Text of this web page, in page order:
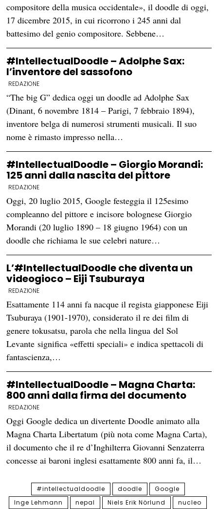
compositore della musica occidentale», il doodle di oggi,
17 dicembre 2015, in cui ricorrono i 245 anni dal
battesimo del genio compositore. Sebbene…
#IntellectualDoodle – Adolphe Sax:
l’inventore del sassofono
REDAZIONE
“The big G” dedica oggi un doodle ad Adolphe Sax
(Dinant, 6 novembre 1814 – Parigi, 7 febbraio 1894),
inventore belga di numerosi strumenti musicali. Il suo
nome è rimasto impresso nella…
#IntellectualDoodle – Giorgio Morandi:
125 anni dalla nascita del pittore
REDAZIONE
Oggi, 20 luglio 2015, Google festeggia il 125esimo
compleanno del pittore e incisore bolognese Giorgio
Morandi (20 luglio 1890 – 18 giugno 1964) con un
doodle che richiama le sue celebri nature…
L’#IntellectualDoodle che diventa un
videogioco – Eiji Tsuburaya
REDAZIONE
Esattamente 114 anni fa nacque il regista giapponese Eiji
Tsuburaya (1901-1970), considerato il re dei film di
genere tokusatsu, parola che nella lingua del Sol
Levante significa «effetti speciali» e indica spettacoli di
fantascienza,…
#IntellectualDoodle – Magna Charta:
800 anni dalla firma del documento
REDAZIONE
Oggi Google dedica un divertente Doodle animato alla
Magna Charta Libertatum (più nota come Magna Carta),
il documento che il re d’Inghilterra Giovanni Senzaterra
concesse ai baroni inglesi esattamente 800 anni fa, il…
#intellectualdoodle doodle
Google
Inge Lehmann
nepal Niels Erik Nörlund
nucleo